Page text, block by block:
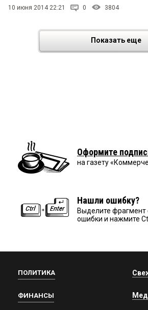
10 июня 2014 22:21 0 3804
Показать еще
Оформите
на газету
Нашли ошибку?
Выделите фрагмент
ошибки и нажмите
ПОЛИТИКА
ФИНАНСЫ